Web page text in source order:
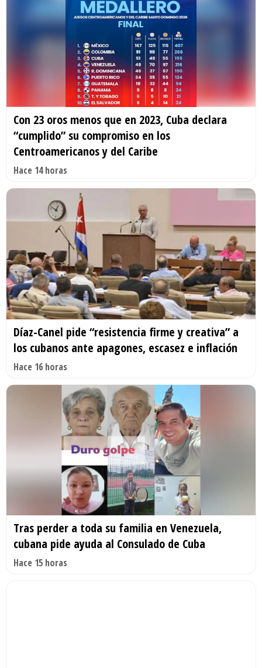
Con 23 oros menos que en 2023, Cuba declara
“cumplido” su compromiso en los
Centroamericanos y del Caribe
Hace 14 horas
Díaz-Canel pide “resistencia firme y creativa” a
los cubanos ante apagones, escasez e inflación
Hace 16 horas
Tras perder a toda su familia en Venezuela,
cubana pide ayuda al Consulado de Cuba
Hace 15 horas